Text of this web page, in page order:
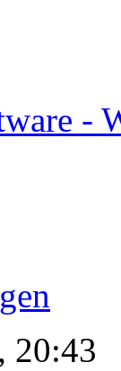
-
20:43